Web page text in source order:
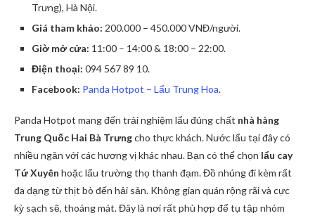
Trưng), Hà Nội.
Giá tham khảo: 200.000 – 450.000 VNĐ/người.
Giờ mở cửa: 11:00 – 14:00 & 18:00 – 22:00.
Điện thoại: 094 567 89 10.
Facebook: Panda Hotpot – Lẩu Trung Hoa.
Panda Hotpot mang đến trải nghiệm lẩu đúng chất nhà hàng
Trung Quốc Hai Bà Trưngcho thực khách. Nước lẩu tại đây có
nhiều ngăn với các hương vị khác nhau. Bạn có thể chọn lẩu cay
Tứ Xuyên hoặc lẩu trường thọ thanh đạm. Đồ nhúng đi kèm rất
đa dạng từ thịt bò đến hải sản. Không gian quán rộng rãi và cực
kỳ sạch sẽ, thoáng mát. Đây là nơi rất phù hợp để tụ tập nhóm